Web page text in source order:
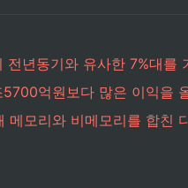
전년동기와 유사한 7%대를
억원보다 많은 이익을
메모리와 비메모리를 합친